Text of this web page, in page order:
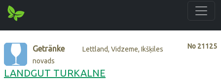
No 21125
Getränke
Lettland, Vidzeme, Ikšķiles
novads
LANDGUT TURKALNE